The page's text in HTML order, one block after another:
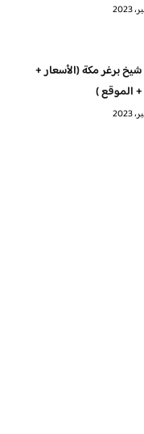
برغر مكة (الأسعار +
+ الموقع )